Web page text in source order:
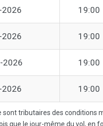
2026 19:00
2026 19:00
2026 19:00
2026 19:00
sont tributaires des conditions
que le jour-même du vol, en